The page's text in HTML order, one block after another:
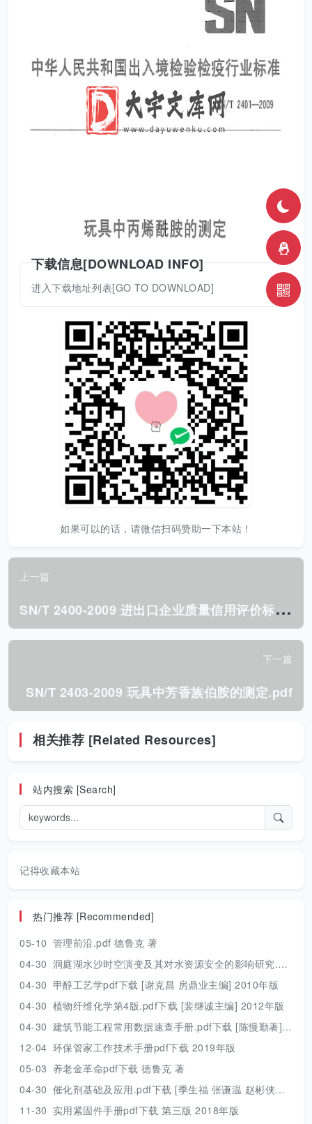
下载信息[DOWNLOAD INFO]
进入下载地址列表[GO TO DOWNLOAD]
如果可以的话，请微信扫码赞助一下本站！
上一篇
S
N/T 2400-2009 进出口企业质量信用评价标准.pdf
下一篇
SN/T 2403-2009 玩具中芳香族伯胺的测定.pdf
相关推荐 [Related Resources]
站内搜索 [Search]
记得收藏本站
热门推荐 [Recommended]
05-10 管理前沿.pdf 德鲁克 著
04-30 洞庭湖水沙时空演变及其对水资源安全的影响研究.pdf 胡光伟 著 2017年版
04-30 甲醇工艺学pdf下载 [谢克昌 房鼎业主编] 2010年版
04-30 植物纤维化学第4版.pdf下载 [裴继诚主编] 2012年版
04-30 建筑节能工程常用数据速查手册.pdf下载 [陈慢勤著] 2010年版
12-04 环保管家工作技术手册pdf下载 2019年版
05-03 养老金革命pdf下载 德鲁克 著
04-30 催化剂基础及应用.pdf下载 [季生福 张谦温 赵彬侠编] 2011年版
11-30 实用紧固件手册pdf下载 第三版 2018年版